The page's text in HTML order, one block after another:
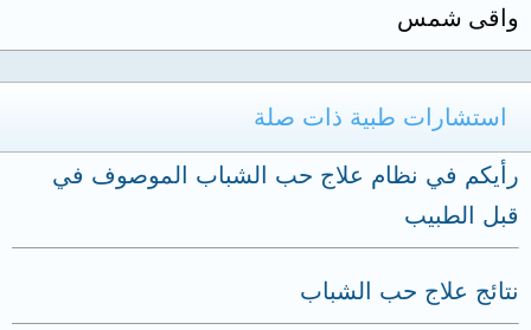
واقى شمس
استشارات طبية ذات صلة
رأيكم في نظام علاج حب الشباب الموصوف في
قبل الطبيب
نتائج علاج حب الشباب